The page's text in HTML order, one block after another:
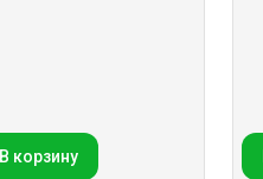
В корзину